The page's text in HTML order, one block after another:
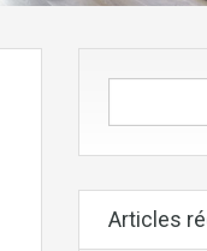
Articles